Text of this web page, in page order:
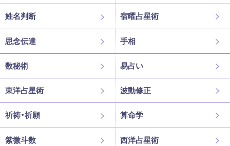
姓名判断 宿曜占星術
思念伝達 手相
数秘術 易占い
東洋占星術 波動修正
祈祷・祈願 算命学
紫微斗数 西洋占星術